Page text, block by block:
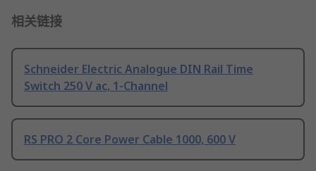
相关链接
Schneider Electric Analogue DIN Rail Time
Switch 250 V ac, 1-Channel
RS PRO 2 Core Power Cable 1000, 600 V